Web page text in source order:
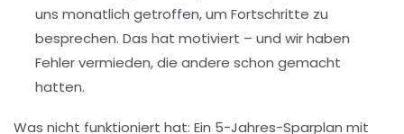
uns monatlich getroffen, um Fortschritte zu
besprechen. Das hat motiviert – und wir haben
Fehler vermieden, die andere schon gemacht
hatten.
Was nicht funktioniert hat: Ein 5-Jahres-Sparplan mit